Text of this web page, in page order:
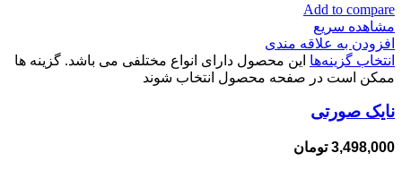
Add to compare
مشاهده سریع
افزودن به علاقه مندی
انتخاب گزینه‌ها این محصول دارای انواع مختلفی می باشد. گزینه ها
ممکن است در صفحه محصول انتخاب شوند
نایک صورتی
3,498,000 تومان